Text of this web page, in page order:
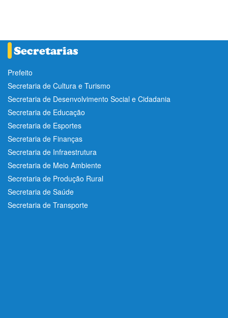
Prefeito
Secretaria de Cultura e Turismo
Secretaria de Desenvolvimento Social e Cidadania
Secretaria de Educação
Secretaria de Esportes
Secretaria de Finanças
Secretaria de Infraestrutura
Secretaria de Meio Ambiente
Secretaria de Produção Rural
Secretaria de Saúde
Secretaria de Transporte